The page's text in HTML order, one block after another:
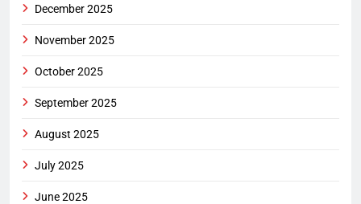
December 2025
November 2025
October 2025
September 2025
August 2025
July 2025
June 2025